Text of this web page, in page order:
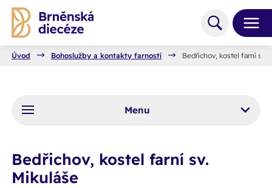
Úvod Bohoslužby a kontakty farností Bedřichov, kostel farní sv.
Menu
Bedřichov, kostel farní sv.
Mikuláše